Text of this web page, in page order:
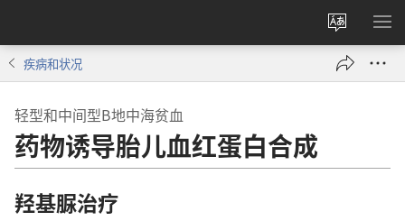
更
改
网
显
疾病和状况
轻型和中间型Β地中海贫血
药物诱导胎儿血红蛋白合成
羟基脲治疗